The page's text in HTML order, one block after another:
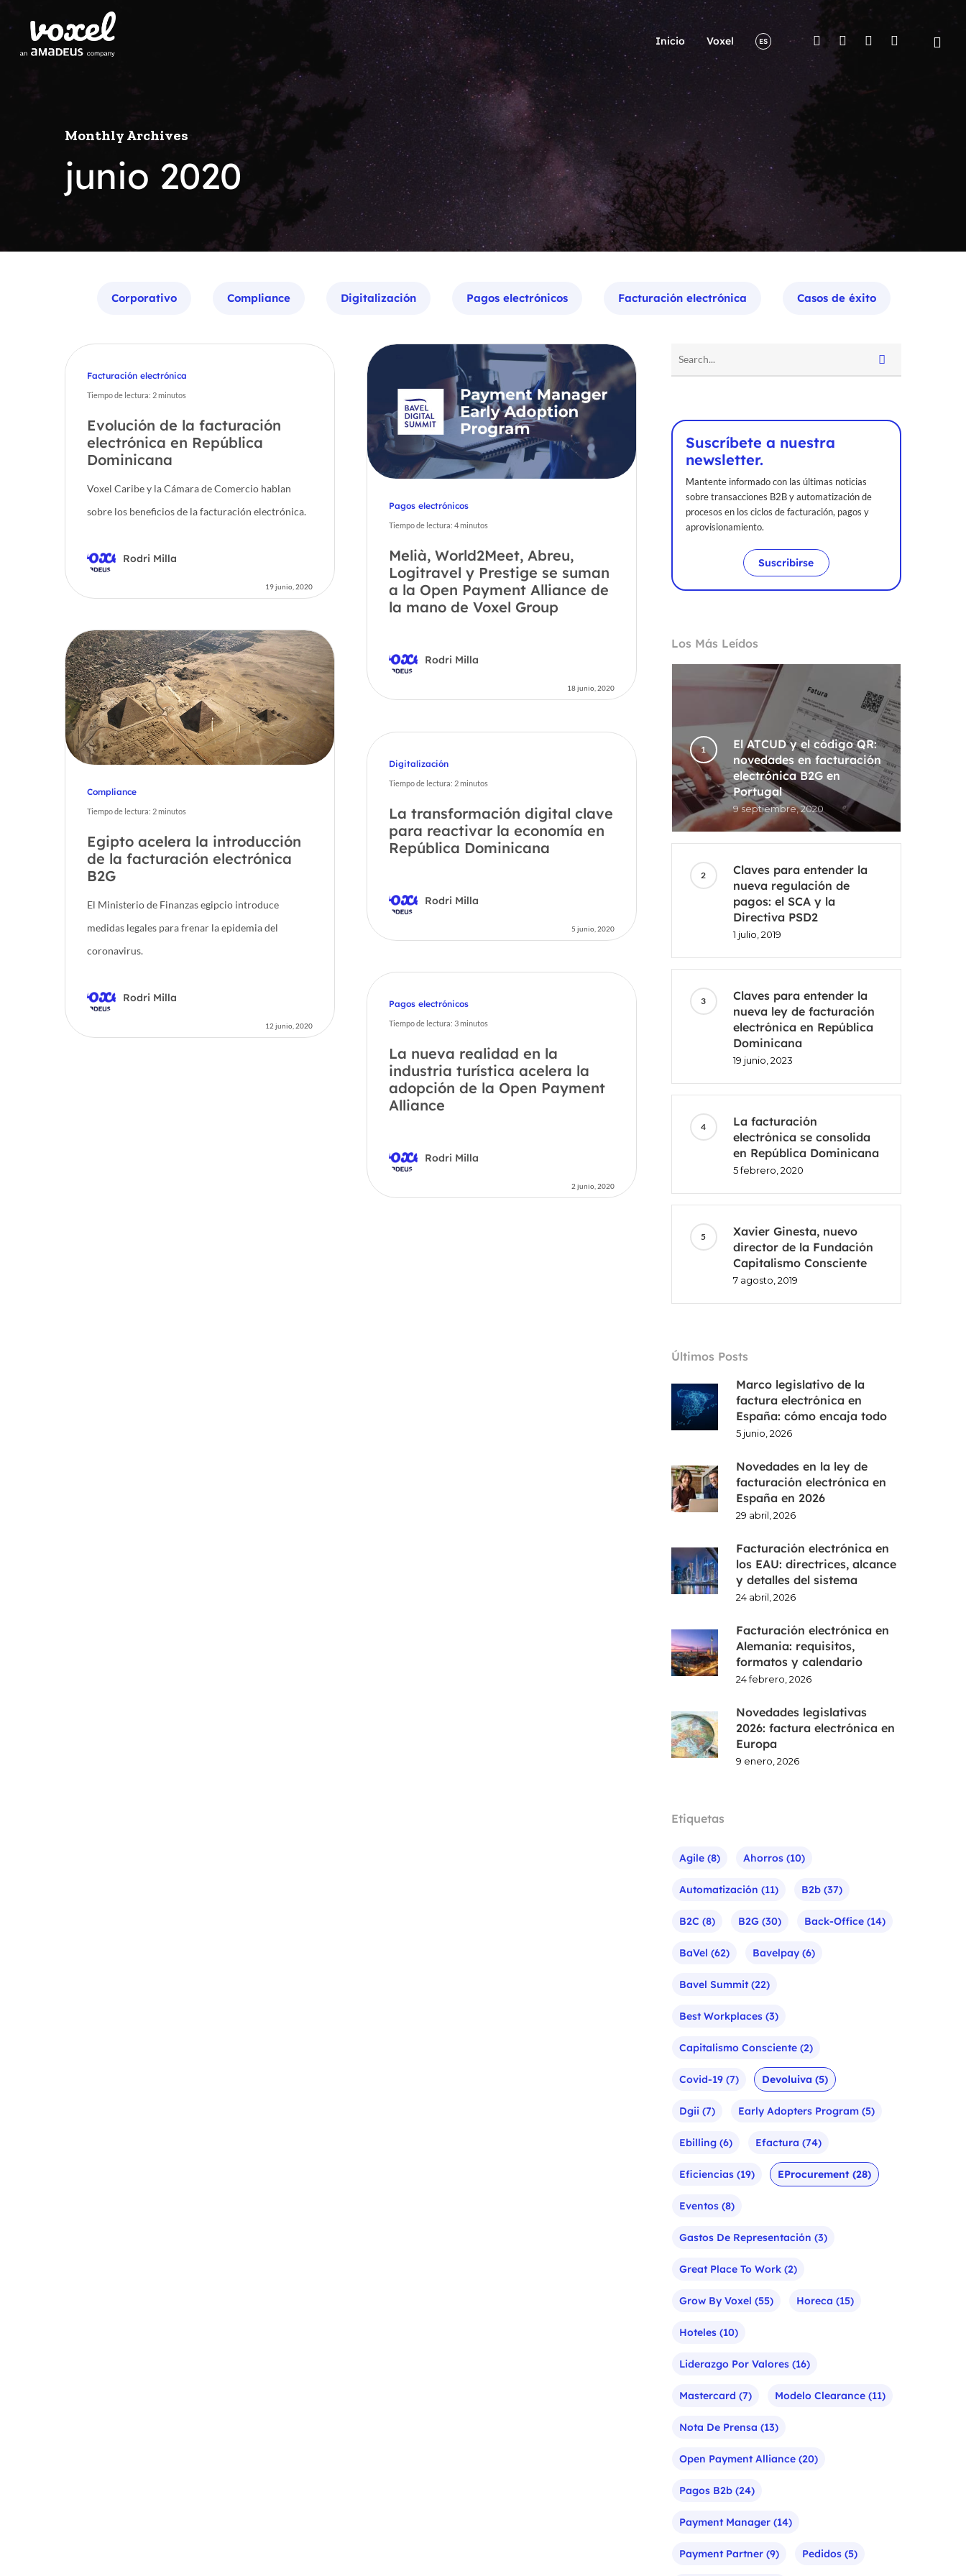
Hit enter to search or ESC to close
Inicio Voxel ES
Monthly Archives
junio 2020
Corporativo Compliance Digitalización Pagos electrónicos Facturación electrónica Casos de éxito
Facturación electrónica
Tiempo de lectura: 2minutos
Evolución de la facturación
electrónica en República
Dominicana
Voxel Caribe y la Cámara de Comercio hablan
sobre los beneficios de la facturación electrónica.
Rodri Milla
19 junio, 2020
Pagos electrónicos
Tiempo de lectura: 4minutos
Melià, World2Meet, Abreu,
Logitravel y Prestige se suman
a la Open Payment Alliance de
la mano de Voxel Group
Rodri Milla
18 junio, 2020
Compliance
Tiempo de lectura: 2minutos
Egipto acelera la introducción
de la facturación electrónica
B2G
El Ministerio de Finanzas egipcio introduce
medidas legales para frenar la epidemia del
coronavirus.
Rodri Milla
12 junio, 2020
Digitalización
Tiempo de lectura: 2minutos
La transformación digital clave
para reactivar la economía en
República Dominicana
Rodri Milla
5 junio, 2020
Pagos electrónicos
Tiempo de lectura: 3minutos
La nueva realidad en la
industria turística acelera la
adopción de la Open Payment
Alliance
Rodri Milla
2 junio, 2020
Suscríbete a nuestra
newsletter.
Mantente informado con las últimas noticias
sobre transacciones B2B y automatización de
procesos en los ciclos de facturación, pagos y
aprovisionamiento.
Suscribirse
Los Más Leídos
El ATCUD y el código QR:
novedades en facturación
electrónica B2G en
Portugal
9 septiembre, 2020
Claves para entender la
nueva regulación de
pagos: el SCA y la
Directiva PSD2
1 julio, 2019
Claves para entender la
nueva ley de facturación
electrónica en República
Dominicana
19 junio, 2023
La facturación
electrónica se consolida
en República Dominicana
5 febrero, 2020
Xavier Ginesta, nuevo
director de la Fundación
Capitalismo Consciente
7 agosto, 2019
Últimos Posts
Marco legislativo de la
factura electrónica en
España: cómo encaja todo
5 junio, 2026
Novedades en la ley de
facturación electrónica en
España en 2026
29 abril, 2026
Facturación electrónica en
los EAU: directrices, alcance
y detalles del sistema
24 abril, 2026
Facturación electrónica en
Alemania: requisitos,
formatos y calendario
24 febrero, 2026
Novedades legislativas
2026: factura electrónica en
Europa
9 enero, 2026
Etiquetas
Agile(8) Ahorros(10)
Automatización (11) B2b(37)
B2C (8) B2G(30) Back-Office(14)
BaVel (62) Bavelpay(6)
Bavel Summit(22)
Best Workplaces(3)
Capitalismo Consciente(2)
Covid-19(7) Devoluiva (5)
Dgii (7) Early Adopters Program(5)
Ebilling(6) Efactura (74)
Eficiencias(19) EProcurement(28)
Eventos(8)
Gastos De Representación (3)
Great Place To Work(2)
Grow By Voxel (55) Horeca (15)
Hoteles(10)
Liderazgo Por Valores(16)
Mastercard (7) Modelo Clearance(11)
Nota De Prensa (13)
Open Payment Alliance(20)
Pagos B2b(24)
Payment Manager(14)
Payment Partner(9) Pedidos(5)